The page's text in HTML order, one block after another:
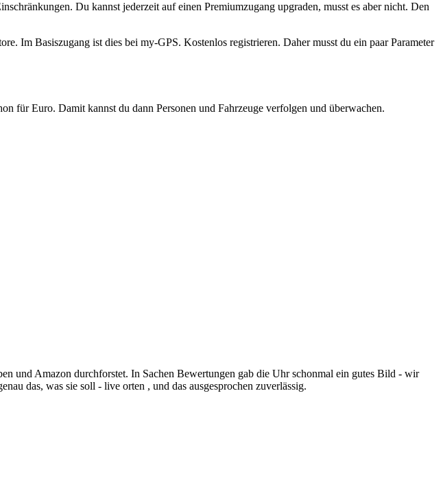
Du kannst jederzeit auf einen Premiumzugang upgraden, musst es aber nicht. Den
Im Basiszugang ist dies bei my-GPS. Kostenlos registrieren. Daher musst du ein paar Parameter
für Euro. Damit kannst du dann Personen und Fahrzeuge verfolgen und überwachen.
und Amazon durchforstet. In Sachen Bewertungen gab die Uhr schonmal ein gutes Bild - wir
das, was sie soll - live orten , und das ausgesprochen zuverlässig.